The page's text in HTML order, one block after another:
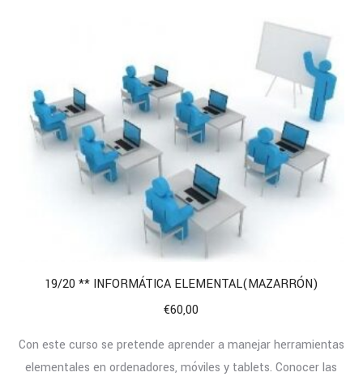
19/20 ** INFORMÁTICA ELEMENTAL(MAZARRÓN)
€60,00
Con este curso se pretende aprender a manejar herramientas
elementales en ordenadores, móviles y tablets. Conocer las